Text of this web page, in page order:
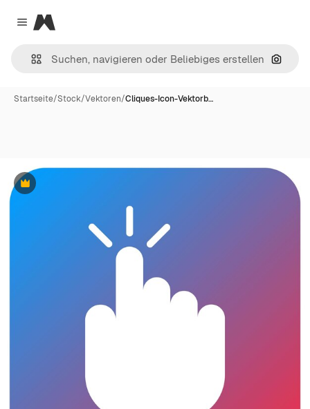
Close menu
Magnific
Nach
Startseite/Stock/Vektoren/Cliques-Icon-Vektorb…
Premium